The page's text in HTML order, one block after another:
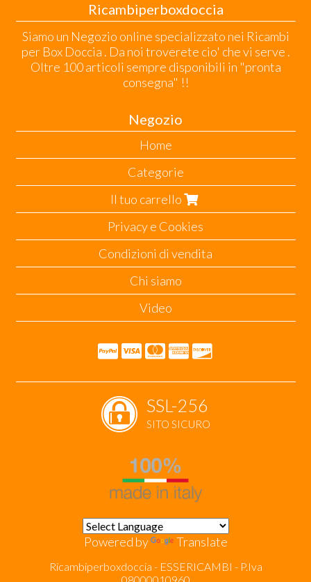
Ricambiperboxdoccia
Siamo un Negozio online specializzato nei Ricambi
per Box Doccia . Da noi troverete cio' che vi serve .
Oltre 100 articoli sempre disponibili in "pronta
consegna" !!
Negozio
Home
Categorie
Il tuo carrello
Privacy e Cookies
Condizioni di vendita
Chi siamo
Video
SSL-256
SITO SICURO
Powered by Translate
Ricambiperboxdoccia - ESSERICAMBI - P.Iva